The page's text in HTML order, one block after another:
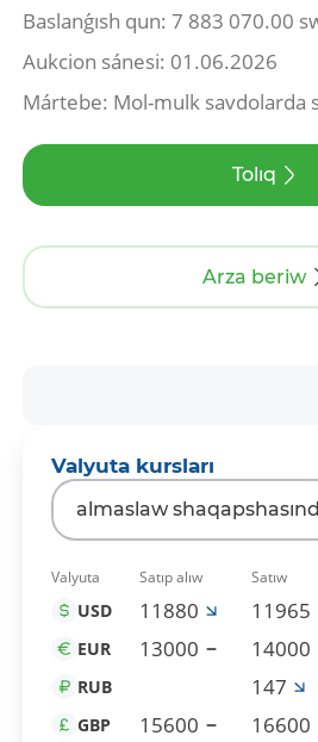
Baslanǵısh qun: 7 883 070.00
Aukcion sánesi: 01.06.2026
Mártebe: Mol-mulk savdolarda
Tolıq
Arza beriw
Valyuta kursları
almaslaw
Valyuta Satıp alıw Satıw
USD 11880 11965
EUR 13000 14000
RUB 147
GBP 15600 16600